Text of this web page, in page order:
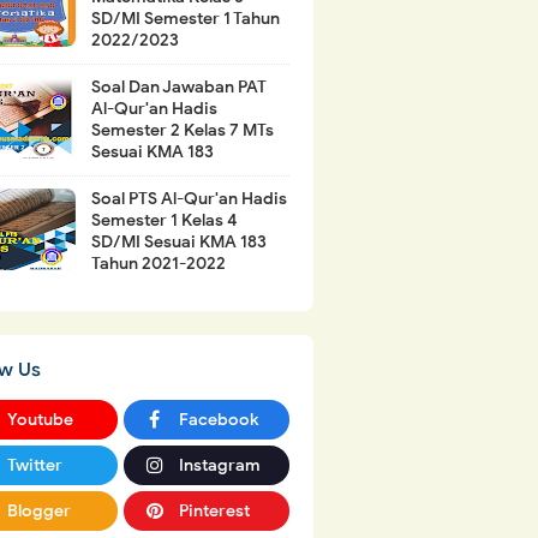
SD/MI Semester 1 Tahun
2022/2023
Soal Dan Jawaban PAT
Al-Qur'an Hadis
Semester 2 Kelas 7 MTs
Sesuai KMA 183
Soal PTS Al-Qur'an Hadis
Semester 1 Kelas 4
SD/MI Sesuai KMA 183
Tahun 2021-2022
Us
Youtube Facebook
Twitter Instagram
Blogger Pinterest